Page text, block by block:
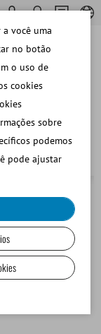
Vagina
20"
você uma
no botão
o uso de
cookies
sobre
podemos
pode ajustar